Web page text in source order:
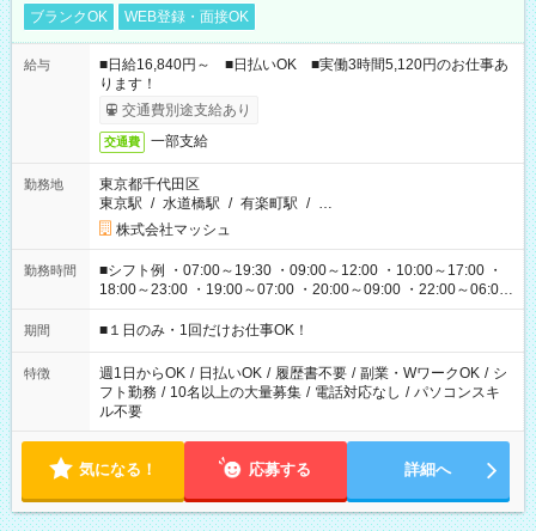
ブランクOK
WEB登録・面接OK
給与
■日給16,840円～ ■日払いOK ■実働3時間5,120円のお仕事あ
ります！
交通費別途支給あり
交通費 一部支給
勤務地
東京都千代田区
東京駅 / 水道橋駅 / 有楽町駅 / …
株式会社マッシュ
勤務時間
■シフト例 ・07:00～19:30 ・09:00～12:00 ・10:00～17:00 ・
18:00～23:00 ・19:00～07:00 ・20:00～09:00 ・22:00～06:00
etc ★最短で3時間で5,120円のお仕事から 15時間で2万円近く稼
げるお仕事も！ ご希望のお時間に合わせてご紹介！ ※シフトは
ください！
期間 ■１日のみ・1回だけお仕事OK！
特徴 週1日からOK / 日払いOK / 履歴書不要 / 副業・WワークOK / シ
フト勤務 / 10名以上の大量募集 / 電話対応なし / パソコンスキ
ル不要
気になる！ 応募する 詳細へ